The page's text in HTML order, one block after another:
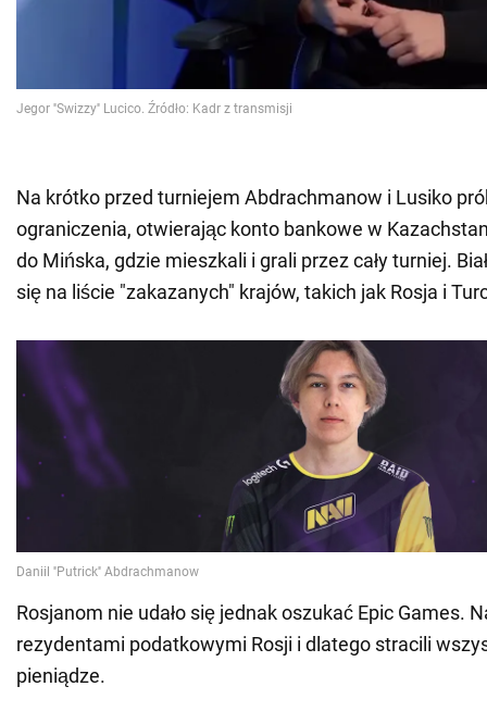
Na krótko przed turniejem Abdrachmanow i Lusiko
ograniczenia, otwierając konto bankowe w
do Mińska, gdzie mieszkali i grali przez cały turniej.
się na liście "zakazanych" krajów, takich jak Rosja i
Rosjanom nie udało się jednak oszukać Epic Games.
rezydentami podatkowymi Rosji i dlatego stracili
pieniądze.